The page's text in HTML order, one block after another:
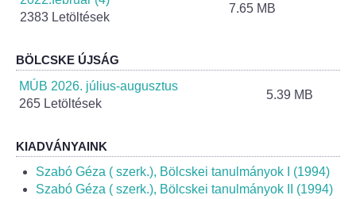
Egészségügy
Háziorvos
Gyermekorvos
Fogorvos
Védőnői szolgálat
2383 Letöltések
7.65 MB
BÖLCSKE ÚJSÁG
MÚB 2026. július-augusztus
265 Letöltések
5.39 MB
KIADVÁNYAINK
Szabó Géza ( szerk.), Bölcskei tanulmányok I (1994)
Szabó Géza ( szerk.), Bölcskei tanulmányok II (1994)